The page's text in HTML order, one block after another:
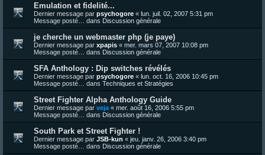
Emulation et fidelité...
Dernier message par psychogore « lun. juil. 02, 2007 5:31 pm
Message posté… dans Discussion générale
je cherche un webmaster php (je paye)
Dernier message par xpapis « mer. mars 07, 2007 10:08 pm
Message posté… dans Discussion générale
SFA Anthology : Dip switches révélés
Dernier message par psychogore « lun. oct. 16, 2006 10:45 pm
Message posté… dans Techniques et Stratégies
Street Fighter Alpha Anthology Guide
Dernier message par veja « mer. août 16, 2006 5:55 pm
Message posté… dans Discussion générale
South Park et Street Fighter !
Dernier message par JSB-kun « jeu. janv. 26, 2006 3:40 pm
Message posté… dans Discussion générale